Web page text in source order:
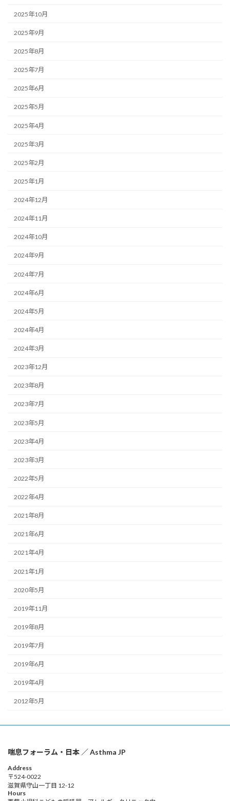
2025年10月
2025年9月
2025年8月
2025年7月
2025年6月
2025年5月
2025年4月
2025年3月
2025年2月
2025年1月
2024年12月
2024年11月
2024年10月
2024年9月
2024年7月
2024年6月
2024年5月
2024年4月
2024年3月
2023年12月
2023年8月
2023年7月
2023年5月
2023年4月
2023年3月
2022年5月
2022年4月
2021年8月
2021年6月
2021年4月
2021年1月
2020年5月
2019年11月
2019年8月
2019年7月
2019年6月
2019年4月
2012年5月
喘息フォーラム・日本 ／ Asthma JP
Address
〒524-0022
滋賀県守山一丁目 12-12
Hours